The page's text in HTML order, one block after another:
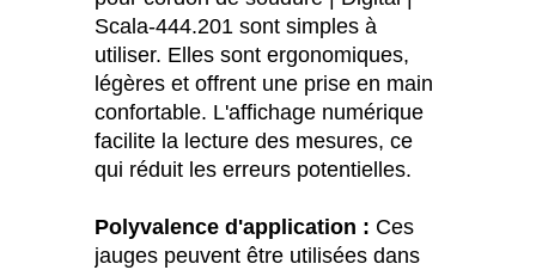
Scala-444.201 sont simples à
utiliser. Elles sont ergonomiques,
légères et offrent une prise en main
confortable. L'affichage numérique
facilite la lecture des mesures, ce
qui réduit les erreurs potentielles.
Polyvalence d'application : Ces
jauges peuvent être utilisées dans